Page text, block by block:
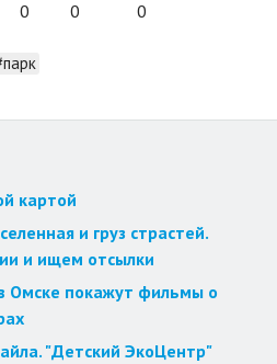
0 0 0
картой
и груз страстей.
и ищем отсылки
Омске покажут фильмы о
"Детский ЭкоЦентр"